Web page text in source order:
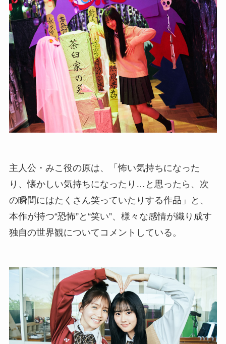
主人公・みこ役の原は、「怖い気持ちになった
り、懐かしい気持ちになったり…と思ったら、次
の瞬間にはたくさん笑っていたりする作品」と、
本作が持つ“恐怖”と“笑い”、様々な感情が織り成す
独自の世界観についてコメントしている。